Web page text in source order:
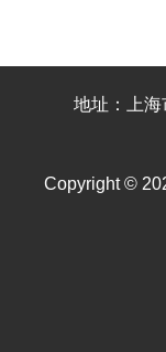
地址：上
Copyright ©